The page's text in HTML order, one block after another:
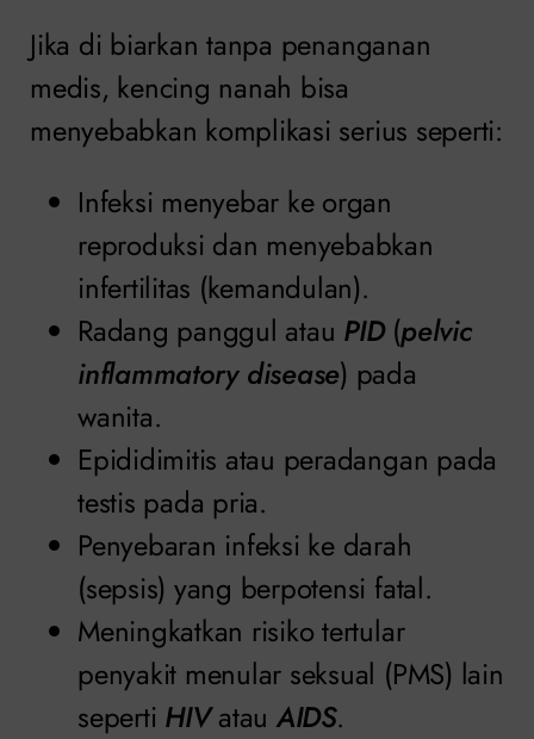
Jika di biarkan tanpa penanganan
medis, kencing nanah bisa
menyebabkan komplikasi serius seperti:
Infeksi menyebar ke organ
reproduksi dan menyebabkan
infertilitas (kemandulan).
Radang panggul atau PID(pelvic
inflammatory disease) pada
wanita.
Epididimitis atau peradangan pada
testis pada pria.
Penyebaran infeksi ke darah
(sepsis) yang berpotensi fatal.
Meningkatkan risiko tertular
penyakit menular seksual (PMS) lain
seperti HIVatauAIDS.